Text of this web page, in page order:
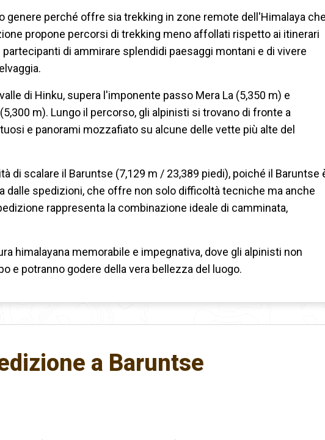
genere perché offre sia trekking in zone remote dell'Himalaya
propone percorsi di trekking meno affollati rispetto ai itinerari
di ammirare splendidi paesaggi montani e di vivere
di Hinku, supera l'imponente passo Mera La (5,350 m) e
m). Lungo il percorso, gli alpinisti si trovano di fronte a
e panorami mozzafiato su alcune delle vette più alte del
di scalare il Baruntse (7,129 m / 23,389 piedi), poiché il Baruntse
dalle spedizioni, che offre non solo difficoltà tecniche ma anche
rappresenta la combinazione ideale di camminata,
himalayana memorabile e impegnativa, dove gli alpinisti non
e potranno godere della vera bellezza del luogo.
a Baruntse